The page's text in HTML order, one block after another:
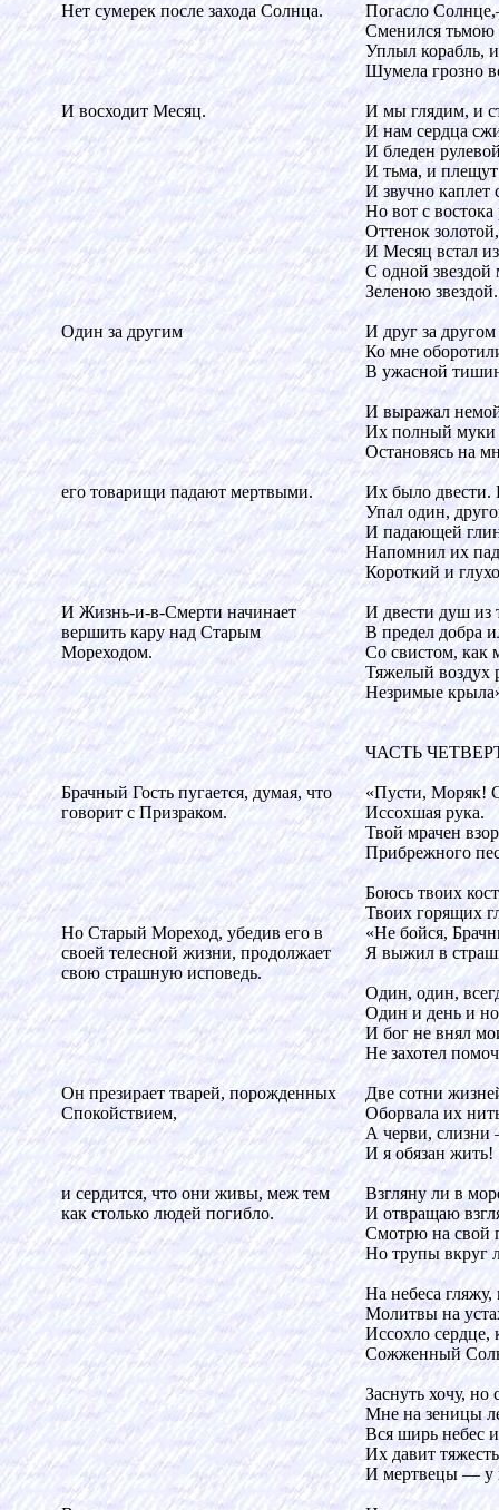
Нет сумерек после захода Солнца.
Погасло
Сменился тьмою
Уплыл корабль,
Шумела грозно
И восходит Месяц.
И мы глядим, и
И нам сердца
И бледен
И тьма, и плещут
И звучно каплет
Но вот с востока
Оттенок золотой,
И Месяц встал
С одной звездой
Зеленою звездой.
Один за другим
И друг за другом
Ко мне
В ужасной
И выражал
Их полный муки
Остановясь на
его товарищи падают мертвыми.
Их было двести.
Упал один,
И падающей
Напомнил их
Короткий и
И Жизнь-и-в-Смерти начинает
вершить кару над Старым
Мореходом.
И двести душ
В предел добра
Со свистом, как
Тяжелый воздух
Незримые
ЧАСТЬ
Брачный Гость пугается, думая, что
говорит с Призраком.
«Пусти, Моряк!
Иссохшая рука.
Твой мрачен
Прибрежного
Боюсь твоих
Твоих горящих
Но Старый Мореход, убедив его в
своей телесной жизни, продолжает
свою страшную исповедь.
«Не бойся,
Я выжил в
Один, один,
Один и день и
И бог не внял
Не захотел
Он презирает тварей, порожденных
Спокойствием,
Две сотни
Оборвала их
А черви, слизни
И я обязан жить!
и сердится, что они живы, меж тем
как столько людей погибло.
Взгляну ли в
И отвращаю
Смотрю на
Но трупы вкруг
На небеса гляжу,
Молитвы на
Иссохло сердце,
Сожженный
Заснуть хочу,
Мне на зеницы
Вся ширь небес
Их давит
И мертвецы — у